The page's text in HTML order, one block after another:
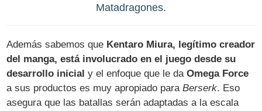
Matadragones.
Además sabemos que Kentaro Miura, legítimo creador
del manga, está involucrado en el juego desde su
desarrollo inicial y el enfoque que le daOmega Force
a sus productos es muy apropiado paraBerserk. Eso
asegura que las batallas serán adaptadas a la escala